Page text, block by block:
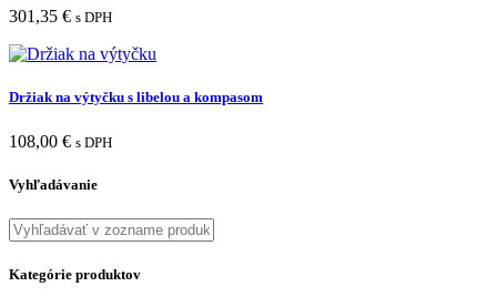
301,35 € s DPH
Držiak na výtyčku s libelou a kompasom
108,00 € s DPH
Vyhľadávanie
Kategórie produktov